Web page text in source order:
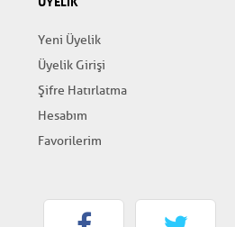
Yeni Üyelik
Üyelik Girişi
Şifre Hatırlatma
Hesabım
Favorilerim